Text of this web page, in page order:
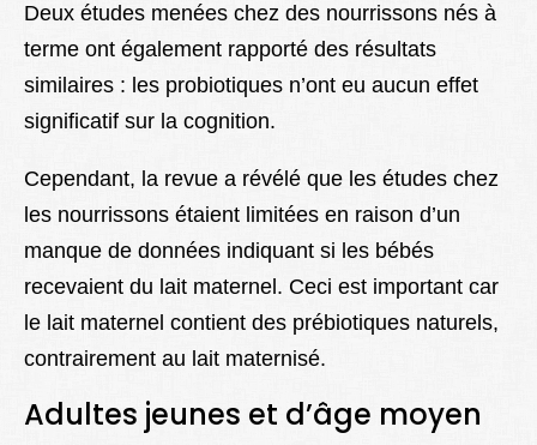
Deux études menées chez des nourrissons nés à
terme ont également rapporté des résultats
similaires : les probiotiques n’ont eu aucun effet
significatif sur la cognition.
Cependant, la revue a révélé que les études chez
les nourrissons étaient limitées en raison d’un
manque de données indiquant si les bébés
recevaient du lait maternel. Ceci est important car
le lait maternel contient des prébiotiques naturels,
contrairement au lait maternisé.
Adultes jeunes et d’âge moyen